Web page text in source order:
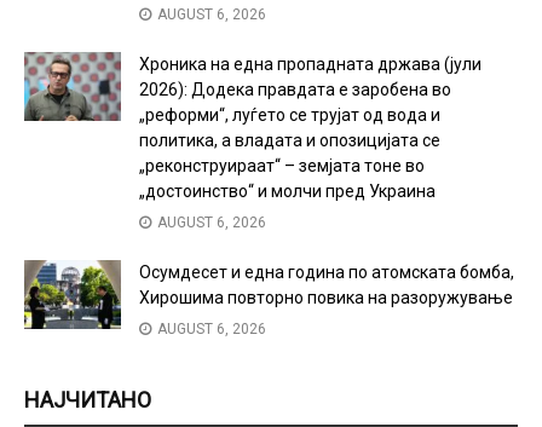
AUGUST 6, 2026
Хроника на една пропадната држава (јули
2026): Додека правдата е заробена во
„реформи“, луѓето се трујат од вода и
политика, а владата и опозицијата се
„реконструираат“ – земјата тоне во
„достоинство“ и молчи пред Украина
AUGUST 6, 2026
Осумдесет и една година по атомската бомба,
Хирошима повторно повика на разоружување
AUGUST 6, 2026
НАЈЧИТАНО